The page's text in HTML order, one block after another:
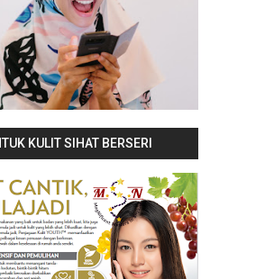
KULIT SIHAT BERSERI